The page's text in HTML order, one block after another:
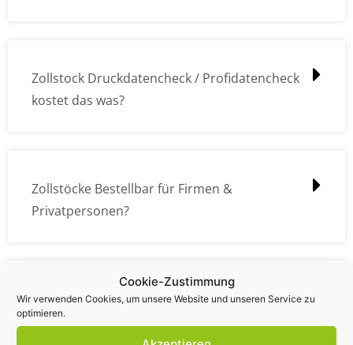
Cookie-Zustimmung
Wir verwenden Cookies, um unsere Website und unseren Service zu
optimieren.
Zollstock Druckdatencheck / Profidatencheck
kostet das was?
Zollstöcke Bestellbar für Firmen &
Privatpersonen?
Wie kann ich die Daten (z.B. Logos und Texte)
übermitteln?